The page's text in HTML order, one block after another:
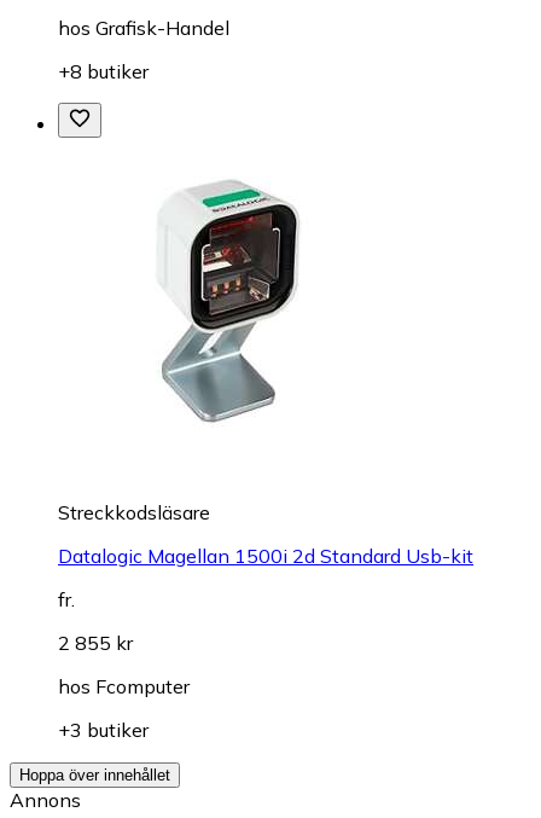
hos Grafisk-Handel
+8 butiker
Streckkodsläsare
Datalogic Magellan 1500i 2d Standard Usb-kit
fr.
2 855 kr
hos Fcomputer
+3 butiker
Hoppa över innehållet
Annons